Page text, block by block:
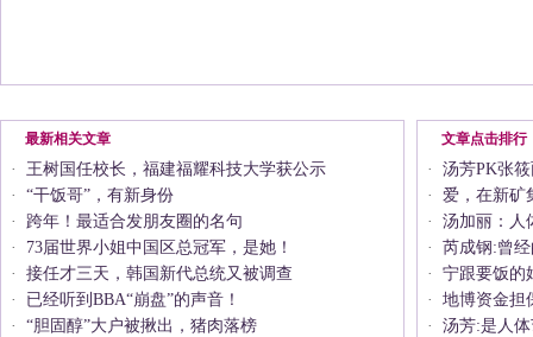
最新相关文章
· 王树国任校长，福建福耀科技大学获公示
· “干饭哥”，有新身份
· 跨年！最适合发朋友圈的名句
· 73届世界小姐中国区总冠军，是她！
· 接任才三天，韩国新代总统又被调查
· 已经听到BBA“崩盘”的声音！
· “胆固醇”大户被揪出，猪肉落榜
文章点击排行
· 汤芳PK张
· 爱，在新矿
· 汤加丽：人
· 芮成钢:曾
· 宁跟要饭的
· 地博资金担
· 汤芳:是人